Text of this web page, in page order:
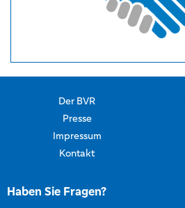
Der BVR
Presse
Impressum
Kontakt
Haben Sie Fragen?